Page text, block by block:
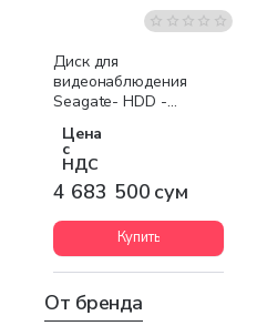
Бесплатная доставка
Диск для
видеонаблюдения
Seagate- HDD -
Цена
с
НДС
4 683 500 сум
Купить
От бренда